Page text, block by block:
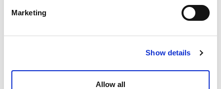
Marketing
Show details
Allow all